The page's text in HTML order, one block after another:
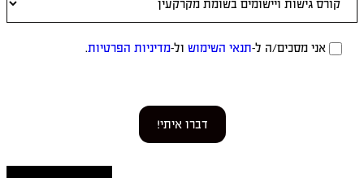
אני מסכים/ה ל-תנאי השימוש ול-מדיניות הפרטיות.
דברו איתי!